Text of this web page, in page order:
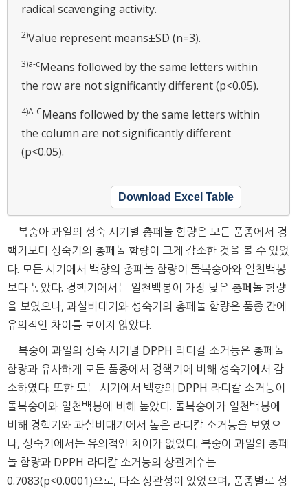
radical scavenging activity.
2)Value represent means±SD (n=3).
3)a-cMeans followed by the same letters within
the row are not significantly different (p<0.05).
4)A-CMeans followed by the same letters within
the column are not significantly different
(p<0.05).
Download Excel Table
복숭아 과일의 성숙 시기별 총페놀 함량은 모든 품종에서 경
핵기보다 성숙기의 총페놀 함량이 크게 감소한 것을 볼 수 있었
다. 모든 시기에서 백향의 총페놀 함량이 돌복숭아와 일천백봉
보다 높았다. 경핵기에서는 일천백봉이 가장 낮은 총페놀 함량
을 보였으나, 과실비대기와 성숙기의 총페놀 함량은 품종 간에
유의적인 차이를 보이지 않았다.
복숭아 과일의 성숙 시기별 DPPH 라디칼 소거능은 총페놀
함량과 유사하게 모든 품종에서 경핵기에 비해 성숙기에서 감
소하였다. 또한 모든 시기에서 백향의 DPPH 라디칼 소거능이
돌복숭아와 일천백봉에 비해 높았다. 돌복숭아가 일천백봉에
비해 경핵기와 과실비대기에서 높은 라디칼 소거능을 보였으
나, 성숙기에서는 유의적인 차이가 없었다. 복숭아 과일의 총페
놀 함량과 DPPH 라디칼 소거능의 상관계수는
0.7083(p<0.0001)으로, 다소 상관성이 있었으며, 품종별로 성